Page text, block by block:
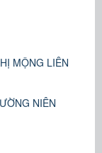
MỘNG LIÊN
NIÊN